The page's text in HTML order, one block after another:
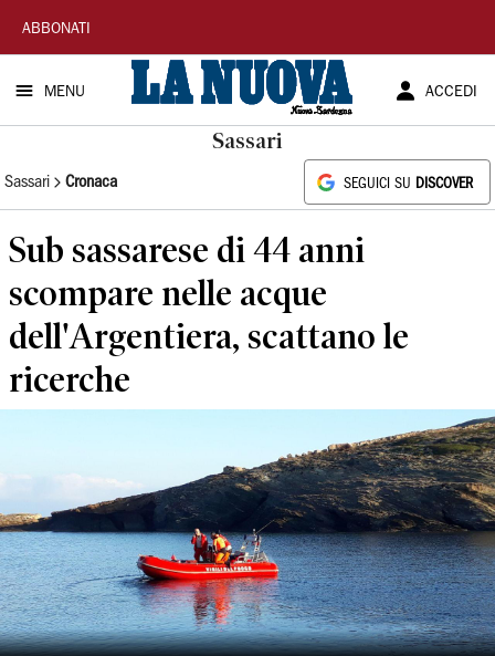
La
Nuova
Sardegna
ABBONATI
MENU ACCEDI
Sassari
Sassari Cronaca SEGUICI SU DISCOVER
Sub sassarese di 44 anni
scompare nelle acque
dell'Argentiera, scattano le
ricerche